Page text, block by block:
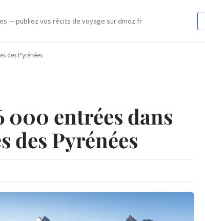
— publiez vos récits de voyage sur dmoz.fr
des Pyrénées
000 entrées dans
des Pyrénées